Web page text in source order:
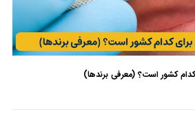
کشور است؟ (معرفی برندها)